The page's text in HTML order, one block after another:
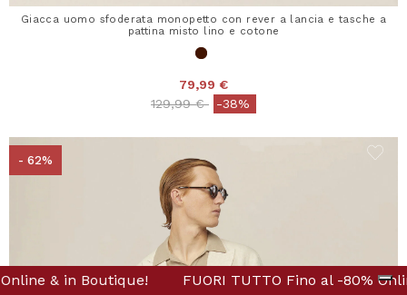
Fino al -80% Online & in Boutique!FUORI TUTTO Fino
Giacca uomo sfoderata monopetto con rever a lancia e tasche a
pattina misto lino e cotone
79,99 €
Price reduced from
129,99 €to-38%
- 62%
TUTTO Fino al -80% Online & in Boutique!FUORI